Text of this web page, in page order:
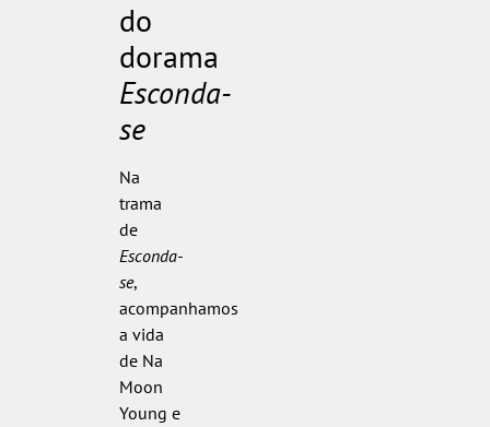
do
dorama
Esconda-
se
Na
trama
de
Esconda-
se,
acompanhamos
a vida
de Na
Moon
Young e